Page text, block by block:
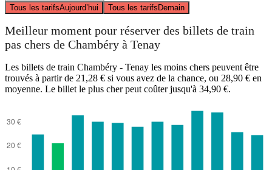
Tous les tarifsAujourd’hui Tous les tarifsDemain
Meilleur moment pour réserver des billets de train
pas chers de Chambéry à Tenay
Les billets de train Chambéry - Tenay les moins chers peuvent être
trouvés à partir de 21,28 € si vous avez de la chance, ou 28,90 € en
moyenne. Le billet le plus cher peut coûter jusqu'à 34,90 €.